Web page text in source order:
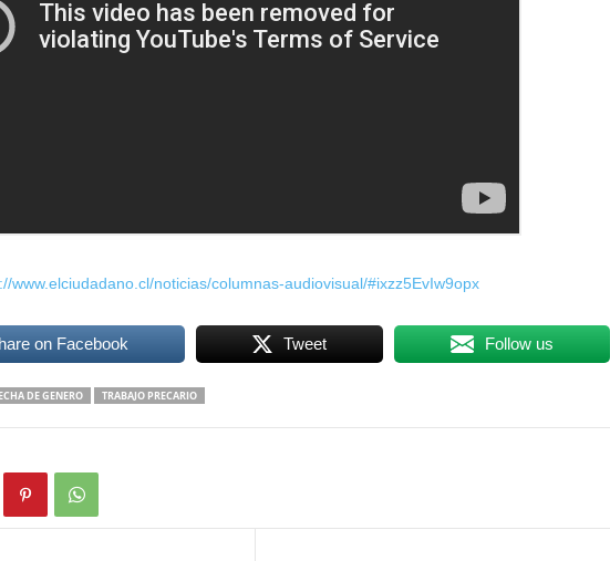
www.elciudadano.cl/noticias/columnas-audiovisual/#ixzz5EvIw9opx
on Facebook Tweet Follow us
DE GENERO TRABAJO PRECARIO